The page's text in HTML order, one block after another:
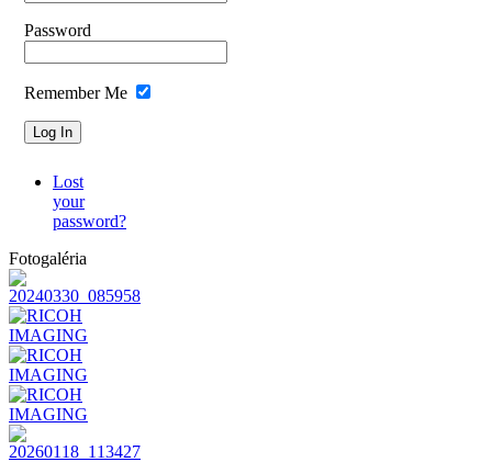
Password
Remember Me
Lost
your
password?
Fotogaléria